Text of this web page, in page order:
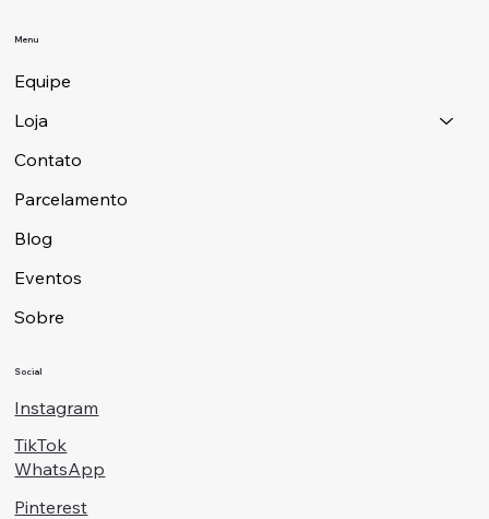
Menu
Equipe
Loja
Contato
Parcelamento
Blog
Eventos
Sobre
Social
Instagram
TikTok
WhatsApp
Pinterest